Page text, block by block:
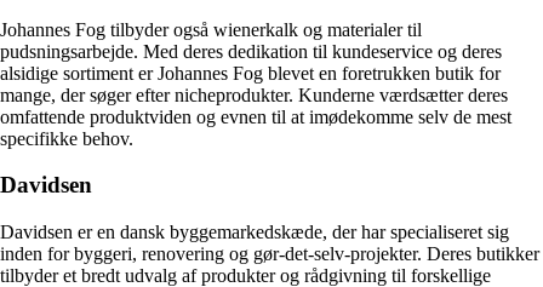
Johannes Fog tilbyder også wienerkalk og materialer til
pudsningsarbejde. Med deres dedikation til kundeservice og deres
alsidige sortiment er Johannes Fog blevet en foretrukken butik for
mange, der søger efter nicheprodukter. Kunderne værdsætter deres
omfattende produktviden og evnen til at imødekomme selv de mest
specifikke behov.
Davidsen
Davidsen er en dansk byggemarkedskæde, der har specialiseret sig
inden for byggeri, renovering og gør-det-selv-projekter. Deres butikker
tilbyder et bredt udvalg af produkter og rådgivning til forskellige